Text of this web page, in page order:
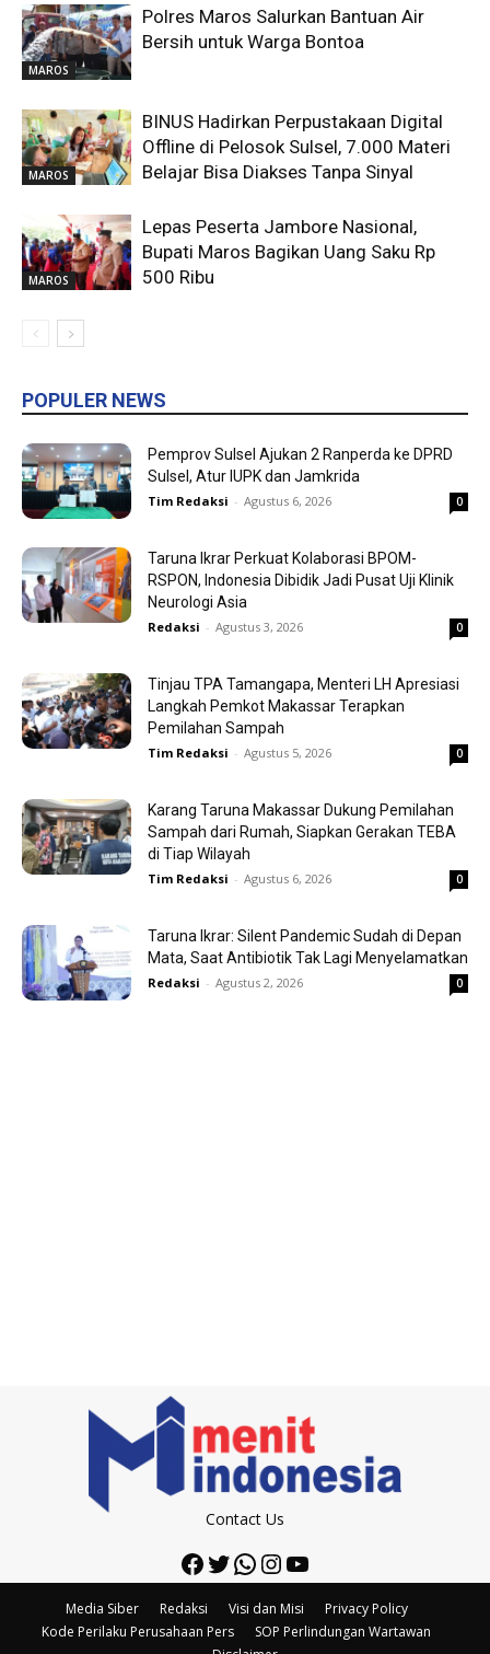
MAROS
Polres Maros Salurkan Bantuan Air
Bersih untuk Warga Bontoa
MAROS
BINUS Hadirkan Perpustakaan Digital
Offline di Pelosok Sulsel, 7.000 Materi
Belajar Bisa Diakses Tanpa Sinyal
MAROS
Lepas Peserta Jambore Nasional,
Bupati Maros Bagikan Uang Saku Rp
500 Ribu
POPULER NEWS
Pemprov Sulsel Ajukan 2 Ranperda ke DPRD
Sulsel, Atur IUPK dan Jamkrida
Tim Redaksi - Agustus 6, 2026 0
Taruna Ikrar Perkuat Kolaborasi BPOM-
RSPON, Indonesia Dibidik Jadi Pusat Uji Klinik
Neurologi Asia
Redaksi - Agustus 3, 2026 0
Tinjau TPA Tamangapa, Menteri LH Apresiasi
Langkah Pemkot Makassar Terapkan
Pemilahan Sampah
Tim Redaksi - Agustus 5, 2026 0
Karang Taruna Makassar Dukung Pemilahan
Sampah dari Rumah, Siapkan Gerakan TEBA
di Tiap Wilayah
Tim Redaksi - Agustus 6, 2026 0
Taruna Ikrar: Silent Pandemic Sudah di Depan
Mata, Saat Antibiotik Tak Lagi Menyelamatkan
Redaksi - Agustus 2, 2026 0
Contact Us
Facebook
Twitter
WhatsApp
Instagram
YouTube
Media Siber Redaksi Visi dan Misi
Privacy Policy
Kode Perilaku Perusahaan Pers
SOP Perlindungan Wartawan